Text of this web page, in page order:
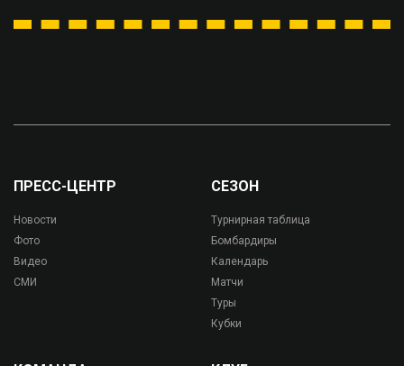
ПРЕСС-ЦЕНТР
Новости
Фото
Видео
СМИ
СЕЗОН
Турнирная таблица
Бомбардиры
Календарь
Матчи
Туры
Кубки